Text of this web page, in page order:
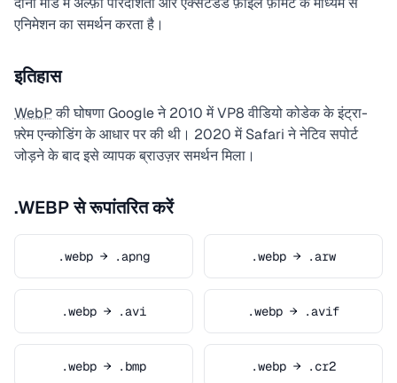
एनिमेशन का समर्थन करता है।
इतिहास
WebPकी घोषणा Google ने 2010 में VP8 वीडियो कोडेक के इंट्रा-
फ़्रेम एन्कोडिंग के आधार पर की थी। 2020 में Safari ने नेटिव सपोर्ट
जोड़ने के बाद इसे व्यापक ब्राउज़र समर्थन मिला।
.WEBP से रूपांतरित करें
.webp → .apng .webp → .arw
.webp → .avi .webp → .avif
.webp → .bmp .webp → .cr2